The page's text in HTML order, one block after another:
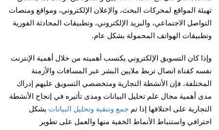
تهيئة المواقع لمحركات البحث، والإعلان الإلكتروني، ومواقع ومنصات
التواصل الاجتماعي، والبريد الإلكتروني، وتطبيقات المحادثة الفورية
وتطبيقات الهواتف المحمولة بشكل عام.
وإذا كان التسويق الإلكتروني يكتسب أهميته من خلال أهمية الإنترنت
نفسه كقناة اتصال تربط ملايين البشر عبر المسافات والأزمنة
المختلفة، فإن الأنشطة التجارية ومتخصصي التسويق عليهم إدراك
مدى أهمية مجال علم تحليل البيانات ومدى تأثيره في إنجاح الأنشطة
التجارية على اختلافها إذا تم جمع وتنقية وتحليل البيانات بشكل
احترافي واستنباط الأنماط الخفية منها والعمل على تطوير